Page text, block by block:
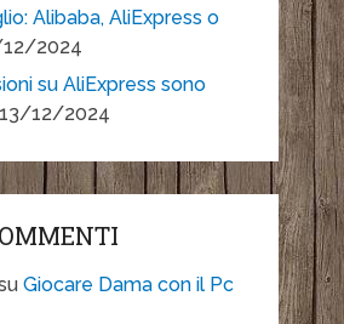
Alibaba, AliExpress o
2024
su AliExpress sono
13/12/2024
Giocare Dama con il Pc